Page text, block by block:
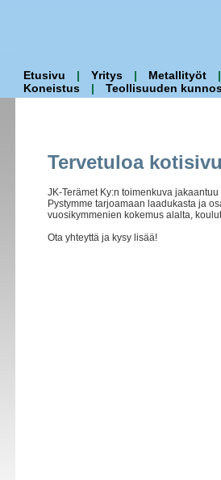
Etusivu | Yritys | Metallityöt |
Koneistus
| Teollisuuden
Tervetuloa
JK-Terämet Ky:n toimenkuva
Pystymme tarjoamaan laadukasta ja
vuosikymmenien kokemus alalta,
Ota yhteyttä ja kysy lisää!